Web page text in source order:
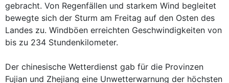
gebracht. Von Regenfällen und starkem Wind begleitet
bewegte sich der Sturm am Freitag auf den Osten des
Landes zu. Windböen erreichten Geschwindigkeiten von
bis zu 234 Stundenkilometer.
Der chinesische Wetterdienst gab für die Provinzen
Fujian und Zhejiang eine Unwetterwarnung der höchsten